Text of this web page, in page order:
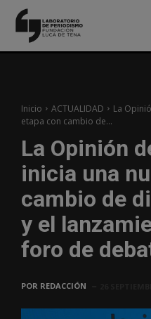
Inicio ACTUALIDAD
La
etapa con cambio de...
La Opinión
inicia una
cambio de
y el
foro de
POR REDACCIÓN